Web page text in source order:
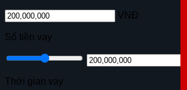
VNĐ
Số tiền vay
Thời gian vay